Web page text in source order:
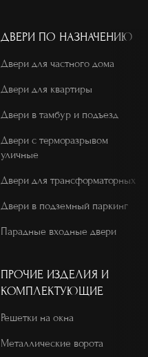
ДВЕРИ ПО НАЗНАЧЕНИЮ
Двери для частного дома
Двери для квартиры
Двери в тамбур и подъезд
Двери с терморазрывом
уличные
Двери для трансформаторных
Двери в подземный паркинг
Парадные входные двери
ПРОЧИЕ ИЗДЕЛИЯ И
КОМПЛЕКТУЮЩИЕ
Решетки на окна
Металлические ворота